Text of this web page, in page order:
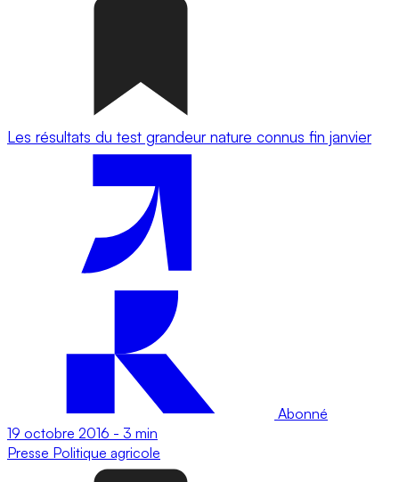
Les résultats du test grandeur nature connus fin janvier
Abonné
19 octobre 2016 - 3 min
Presse Politique agricole